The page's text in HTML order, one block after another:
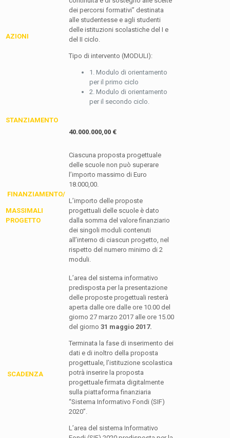
AZIONI
dei percorsi formativi” destinata
alle studentesse e agli studenti
delle istituzioni scolastiche del I e
del II ciclo.
Tipo di intervento (MODULI):
1. Modulo di orientamento
per il primo ciclo
2. Modulo di orientamento
per il secondo ciclo.
STANZIAMENTO
40.000.000,00 €
FINANZIAMENTO/
MASSIMALI
PROGETTO
Ciascuna proposta progettuale
delle scuole non può superare
l’importo massimo di Euro
18.000,00.
L’importo delle proposte
progettuali delle scuole è dato
dalla somma del valore finanziario
dei singoli moduli contenuti
all’interno di ciascun progetto, nel
rispetto del numero minimo di 2
moduli.
SCADENZA
L’area del sistema informativo
predisposta per la presentazione
delle proposte progettuali resterà
aperta dalle ore dalle ore 10.00 del
giorno 27 marzo 2017 alle ore 15.00
del giorno 31 maggio 2017.
Terminata la fase di inserimento dei
dati e di inoltro della proposta
progettuale, l’istituzione scolastica
potrà inserire la proposta
progettuale firmata digitalmente
sulla piattaforma finanziaria
“Sistema Informativo Fondi (SIF)
2020”.
L’area del sistema Informativo